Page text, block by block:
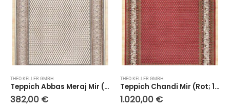
THEO KELLER GMBH
Teppich Abbas Meraj Mir (Creme; 70 x 140 cm)
382,00 €
THEO KELLER GMBH
Teppich Chandi Mir (Rot; 170 x 240 cm)
1.020,00 €